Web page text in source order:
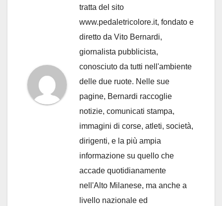
tratta del sito
www.pedaletricolore.it, fondato e
diretto da Vito Bernardi,
giornalista pubblicista,
conosciuto da tutti nell'ambiente
delle due ruote. Nelle sue
pagine, Bernardi raccoglie
notizie, comunicati stampa,
immagini di corse, atleti, società,
dirigenti, e la più ampia
informazione su quello che
accade quotidianamente
nell'Alto Milanese, ma anche a
livello nazionale ed